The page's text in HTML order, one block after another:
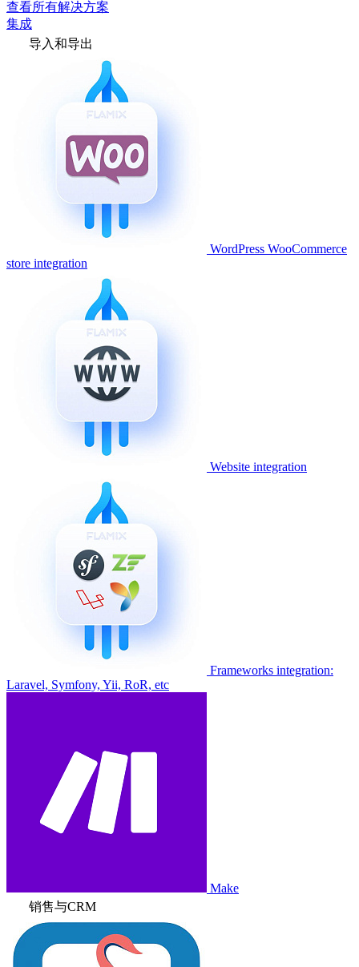
查看所有解决方案
集成
导入和导出
WordPress WooCommerce
store integration
Website integration
Frameworks integration:
Laravel, Symfony, Yii, RoR, etc
Make
销售与CRM